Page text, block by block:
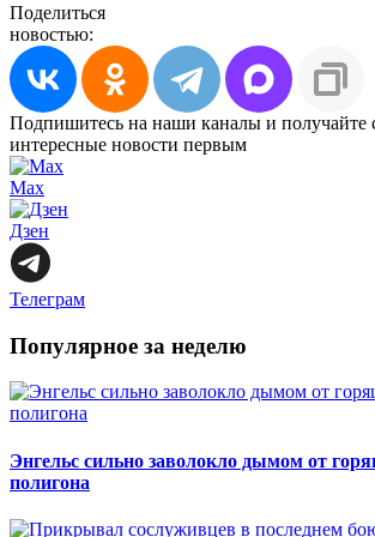
Поделиться
новостью:
Подпишитесь на наши каналы и получайте
интересные новости первым
Max
Дзен
Телеграм
Популярное за неделю
Энгельс сильно заволокло дымом от
полигона